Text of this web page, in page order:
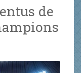
de